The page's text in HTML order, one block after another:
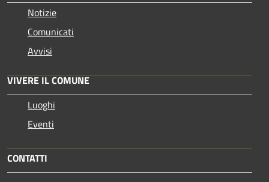
Notizie
Comunicati
Avvisi
VIVERE IL COMUNE
Luoghi
Eventi
CONTATTI